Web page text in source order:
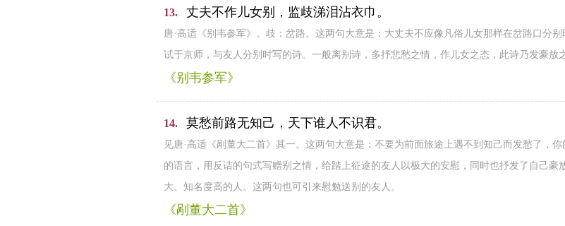
13. 丈夫不作儿女别，监歧涕泪沾衣巾。
唐·高适《别韦参军》。歧：岔路。这两句大意是：大丈夫不应像凡俗儿女那样在岔路口分
试于京师，与友人分别时写的诗。一般离别诗，多抒悲愁之情，作儿女之态，此诗乃发豪放
《别韦参军》
14. 莫愁前路无知己，天下谁人不识君。
见唐·高适《剐董大二首》其一。这两句大意是：不要为前面旅途上遇不到知己而发愁了，
的语言，用反诘的句式写赠别之情，给踏上征途的友人以极大的安慰，同时也抒发了自己豪
大、知名度高的人。这两句也可引来慰勉送别的友人。
《剐董大二首》